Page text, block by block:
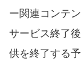
ー関連コンテ
サービス終了
供を終了する予